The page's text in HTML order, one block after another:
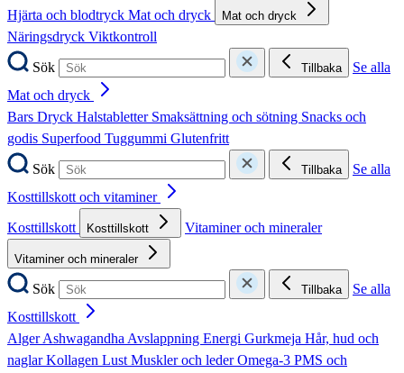
Hjärta och blodtryck Mat och dryck Mat och dryck
Näringsdryck Viktkontroll
Sök
Tillbaka
Se alla
Mat och dryck
Bars Dryck Halstabletter Smaksättning och sötning Snacks och
godis Superfood Tuggummi Glutenfritt
Sök
Tillbaka
Se alla
Kosttillskott och vitaminer
Kosttillskott
Kosttillskott Vitaminer och mineraler
Vitaminer och mineraler
Sök Tillbaka
Se alla
Kosttillskott
AlgerAshwagandhaAvslappning Energi Gurkmeja Hår, hud och
naglarKollagen LustMuskler och lederOmega-3 PMS och